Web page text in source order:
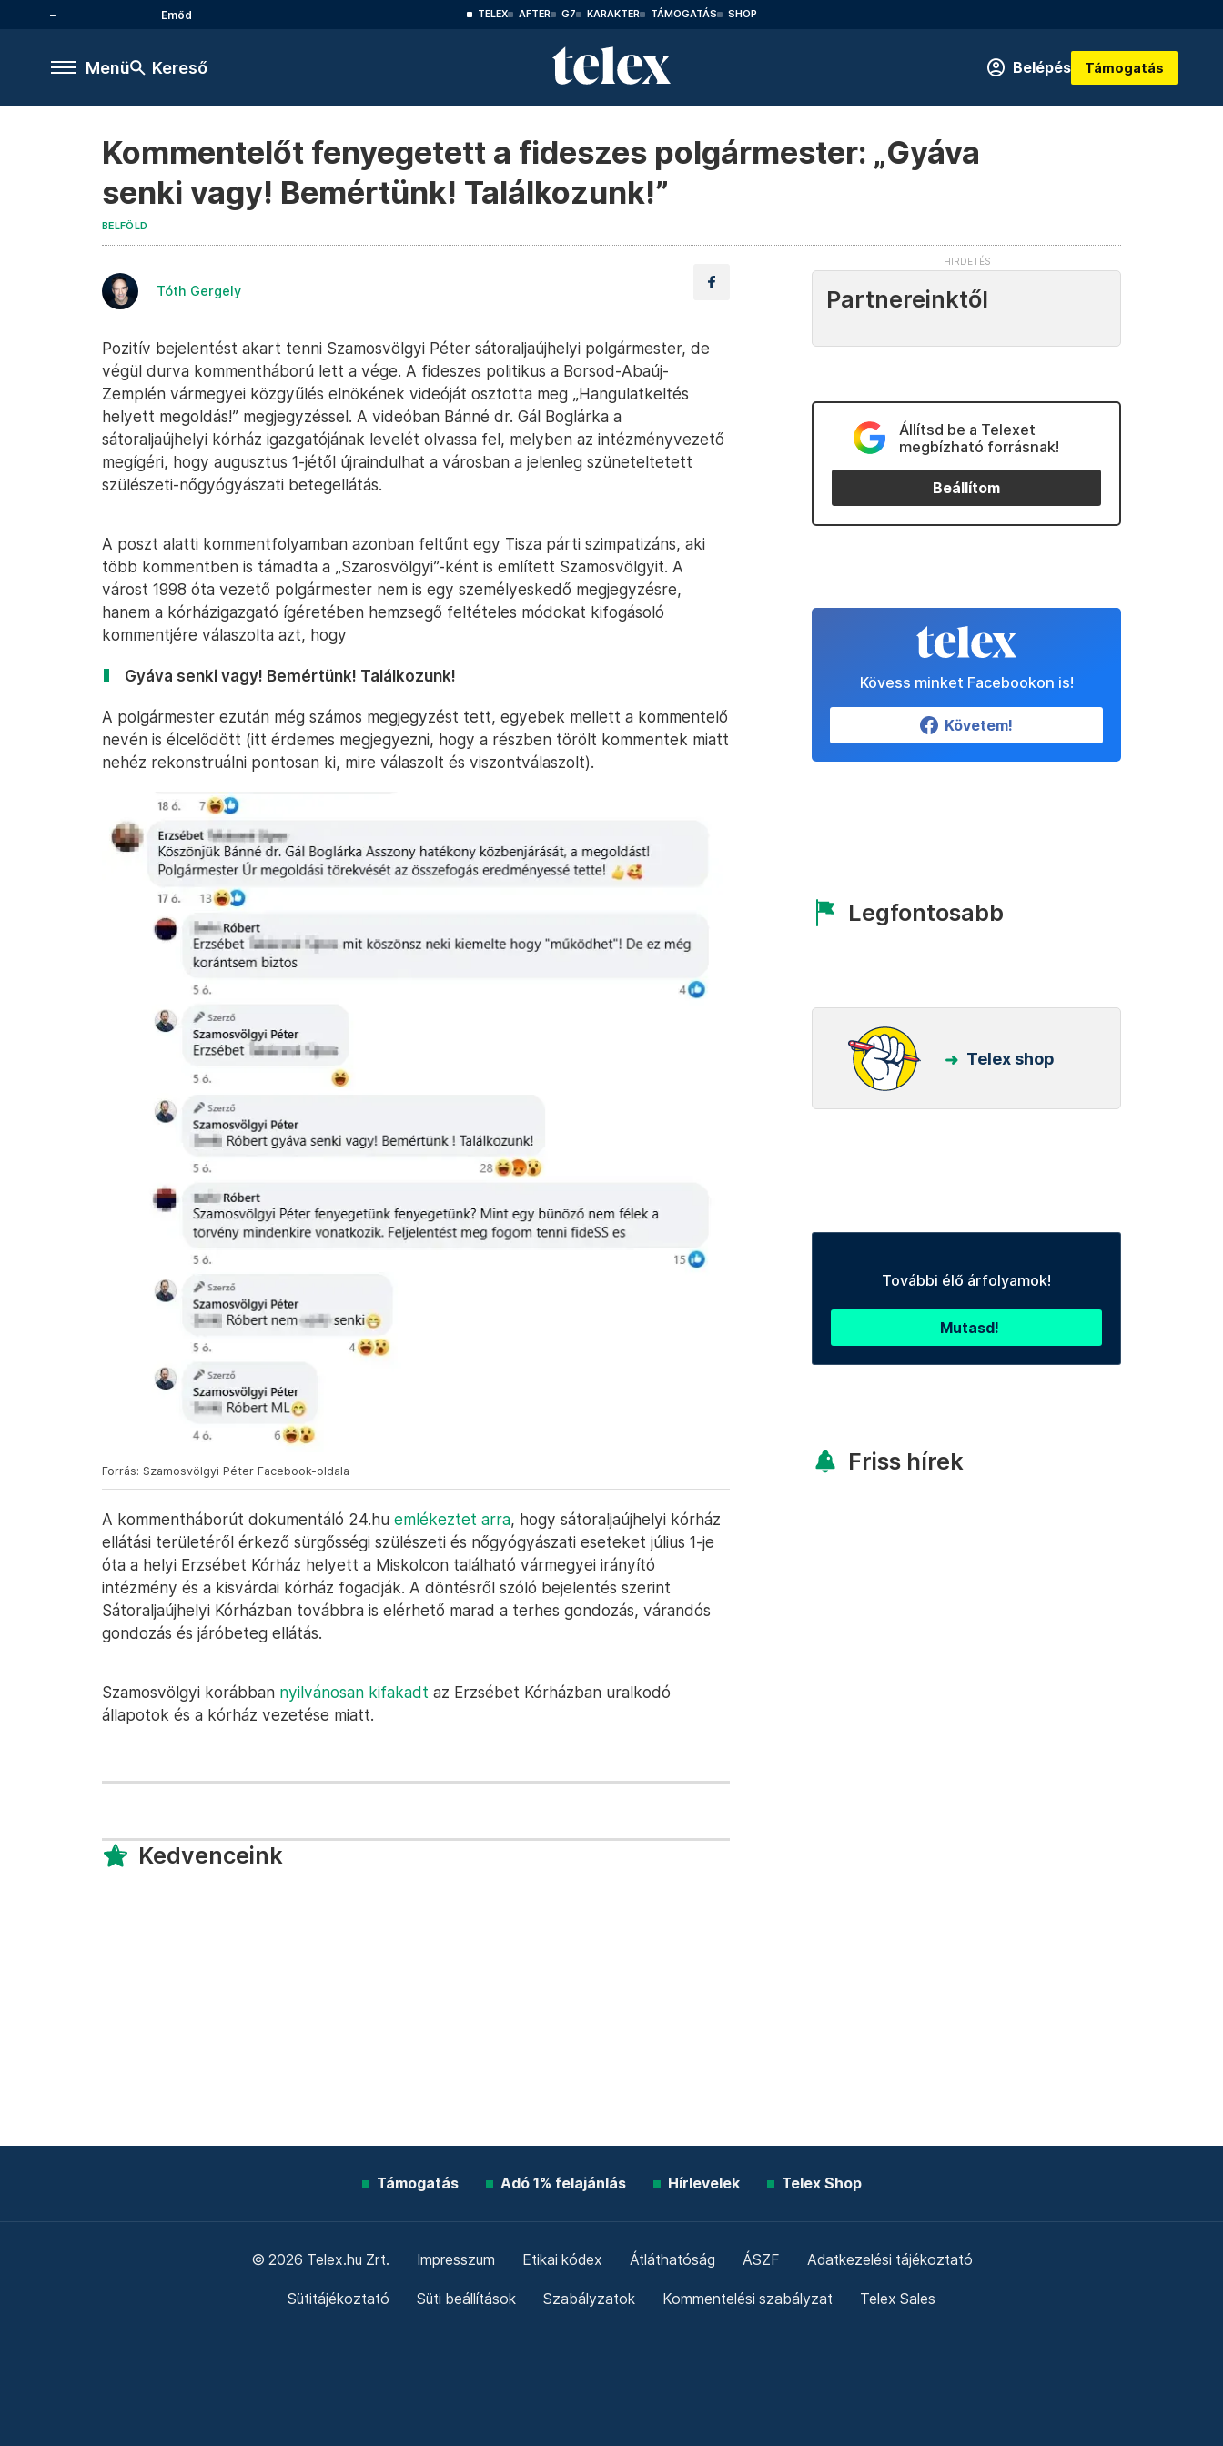
Emőd TELEX AFTER G7 KARAKTER TÁMOGATÁS SHOP
Menü Kereső Belépés Támogatás
Kommentelőt fenyegetett a fideszes polgármester: „Gyáva
senki vagy! Bemértünk! Találkozunk!”
BELFÖLD
Tóth Gergely
Pozitív bejelentést akart tenni Szamosvölgyi Péter sátoraljaújhelyi polgármester, de
végül durva kommentháború lett a vége. A fideszes politikus a Borsod-Abaúj-
Zemplén vármegyei közgyűlés elnökének videóját osztotta meg „Hangulatkeltés
helyett megoldás!” megjegyzéssel. A videóban Bánné dr. Gál Boglárka a
sátoraljaújhelyi kórház igazgatójának levelét olvassa fel, melyben az intézményvezető
megígéri, hogy augusztus 1-jétől újraindulhat a városban a jelenleg szüneteltetett
szülészeti-nőgyógyászati betegellátás.
A poszt alatti kommentfolyamban azonban feltűnt egy Tisza párti szimpatizáns, aki
több kommentben is támadta a „Szarosvölgyi”-ként is említett Szamosvölgyit. A
várost 1998 óta vezető polgármester nem is egy személyeskedő megjegyzésre,
hanem a kórházigazgató ígéretében hemzsegő feltételes módokat kifogásoló
kommentjére válaszolta azt, hogy
Gyáva senki vagy! Bemértünk! Találkozunk!
A polgármester ezután még számos megjegyzést tett, egyebek mellett a kommentelő
nevén is élcelődött (itt érdemes megjegyezni, hogy a részben törölt kommentek miatt
nehéz rekonstruálni pontosan ki, mire válaszolt és viszontválaszolt).
Forrás: Szamosvölgyi Péter Facebook-oldala
A kommentháborút dokumentáló 24.hu emlékeztet arra, hogy sátoraljaújhelyi kórház
ellátási területéről érkező sürgősségi szülészeti és nőgyógyászati eseteket július 1-je
óta a helyi Erzsébet Kórház helyett a Miskolcon található vármegyei irányító
intézmény és a kisvárdai kórház fogadják. A döntésről szóló bejelentés szerint
Sátoraljaújhelyi Kórházban továbbra is elérhető marad a terhes gondozás, várandós
gondozás és járóbeteg ellátás.
Szamosvölgyi korábban nyilvánosan kifakadt az Erzsébet Kórházban uralkodó
állapotok és a kórház vezetése miatt.
Kedvenceink
Partnereinktől
Állítsd be a Telexet
megbízható forrásnak!
Beállítom
Kövess minket Facebookon is!
Követem!
Legfontosabb
Telex shop
További élő árfolyamok!
Mutasd!
Friss hírek
Támogatás Adó 1% felajánlás Hírlevelek Telex Shop
© 2026 Telex.hu Zrt. Impresszum Etikai kódex Átláthatóság ÁSZF Adatkezelési tájékoztató
Sütitájékoztató Süti beállítások Szabályzatok Kommentelési szabályzat Telex Sales